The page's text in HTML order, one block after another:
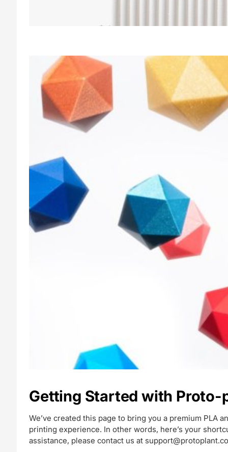
Getting Started with Proto-
We’ve created this page to bring you a premium PLA
printing experience. In other words, here’s your
assistance, please contact us at